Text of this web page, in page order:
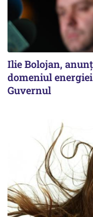
Ilie Bolojan,
domeniul
Guvernul